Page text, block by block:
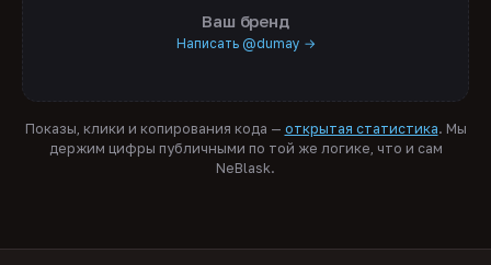
Ваш бренд
Написать @dumay →
Показы, клики и копирования кода — открытая статистика. Мы
держим цифры публичными по той же логике, что и сам
NeBlask.